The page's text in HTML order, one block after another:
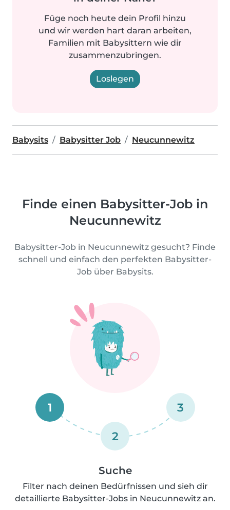
Füge noch heute dein Profil hinzu
und wir werden hart daran arbeiten,
Familien mit Babysittern wie dir
zusammenzubringen.
Loslegen
Babysits Babysitter Job Neucunnewitz
Finde einen Babysitter-Job in
Neucunnewitz
Babysitter-Job in Neucunnewitz gesucht? Finde
schnell und einfach den perfekten Babysitter-
Job über Babysits.
1
2
3
Suche
Filter nach deinen Bedürfnissen und sieh dir
detaillierte Babysitter-Jobs in Neucunnewitz an.